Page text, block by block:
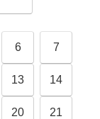
6 7
13 14
20 21